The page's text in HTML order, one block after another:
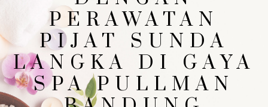
PERAWATAN
PIJAT SUNDA
LANGKA DI GAYA
SPA PULLMAN